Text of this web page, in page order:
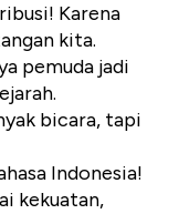
Karena
kita.
pemuda jadi
bicara, tapi
Indonesia!
kekuatan,